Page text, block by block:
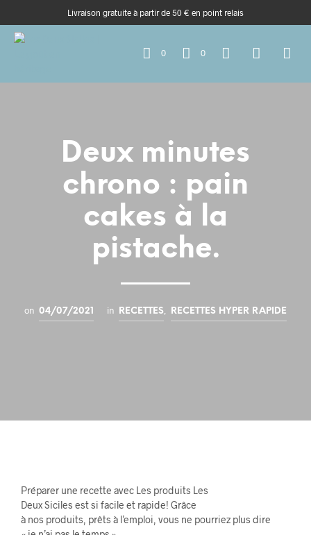
Livraison gratuite à partir de 50 € en point relais
0 0
Deux minutes
chrono : pain
cakes à la
pistache.
on 04/07/2021 in RECETTES RECETTES HYPER RAPIDE
Préparer une recette avec Les produits Les
Deux Siciles est si facile et rapide! Grâce
à nos produits, prêts à l’emploi, vous ne pourriez plus dire